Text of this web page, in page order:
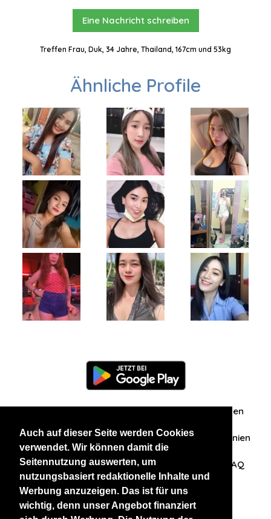
Auch auf dieser Seite werden Cookies
verwendet. Wir können damit die
Seitennutzung auswerten, um
nutzungsbasiert redaktionelle Inhalte und
Werbung anzuzeigen. Das ist für uns
wichtig, denn unser Angebot finanziert
Eine Nachricht schreiben
Treffen Frau, Duk, 34 Jahre, Thailand, 167cm und 53kg
Ähnliche Profile
Zuschriften/Erfahrungen
Datenschutzerklärung AGB Datenschutzrichtlinien
Nehmen Sie Kontakt mit uns auf FAQ
Unsere anderen Websites